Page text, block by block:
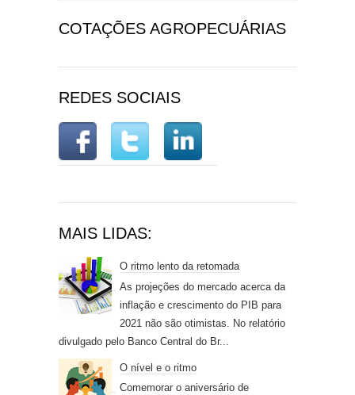
COTAÇÕES AGROPECUÁRIAS
REDES SOCIAIS
MAIS LIDAS:
O ritmo lento da retomada
As projeções do mercado acerca da
inflação e crescimento do PIB para
2021 não são otimistas. No relatório
divulgado pelo Banco Central do Br...
O nível e o ritmo
Comemorar o aniversário de